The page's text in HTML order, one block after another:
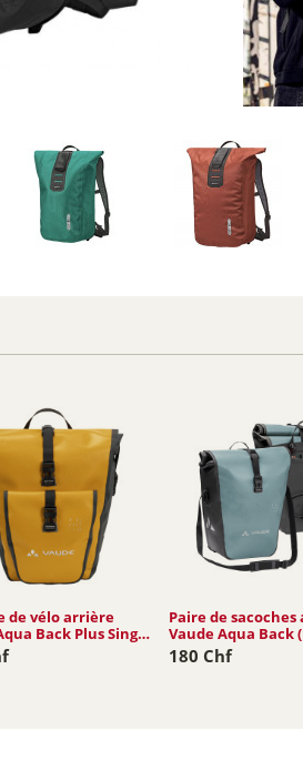
de vélo arrière
Back Plus Single
Paire de
Vaude Aqua Back
24L
180 Chf